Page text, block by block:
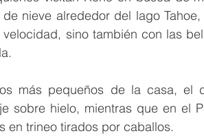
de nieve alrededor del lago
sino también con las
más pequeños de la casa, el
sobre hielo, mientras que en el
en trineo tirados por caballos.